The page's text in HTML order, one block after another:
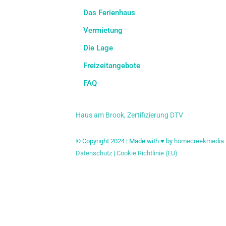
Das Ferienhaus
Vermietung
Die Lage
Freizeitangebote
FAQ
Haus am Brook, Zertifizierung DTV
© Copyright 2024 | Made with ♥ by homecreekmedia
Datenschutz | Cookie Richtlinie (EU)